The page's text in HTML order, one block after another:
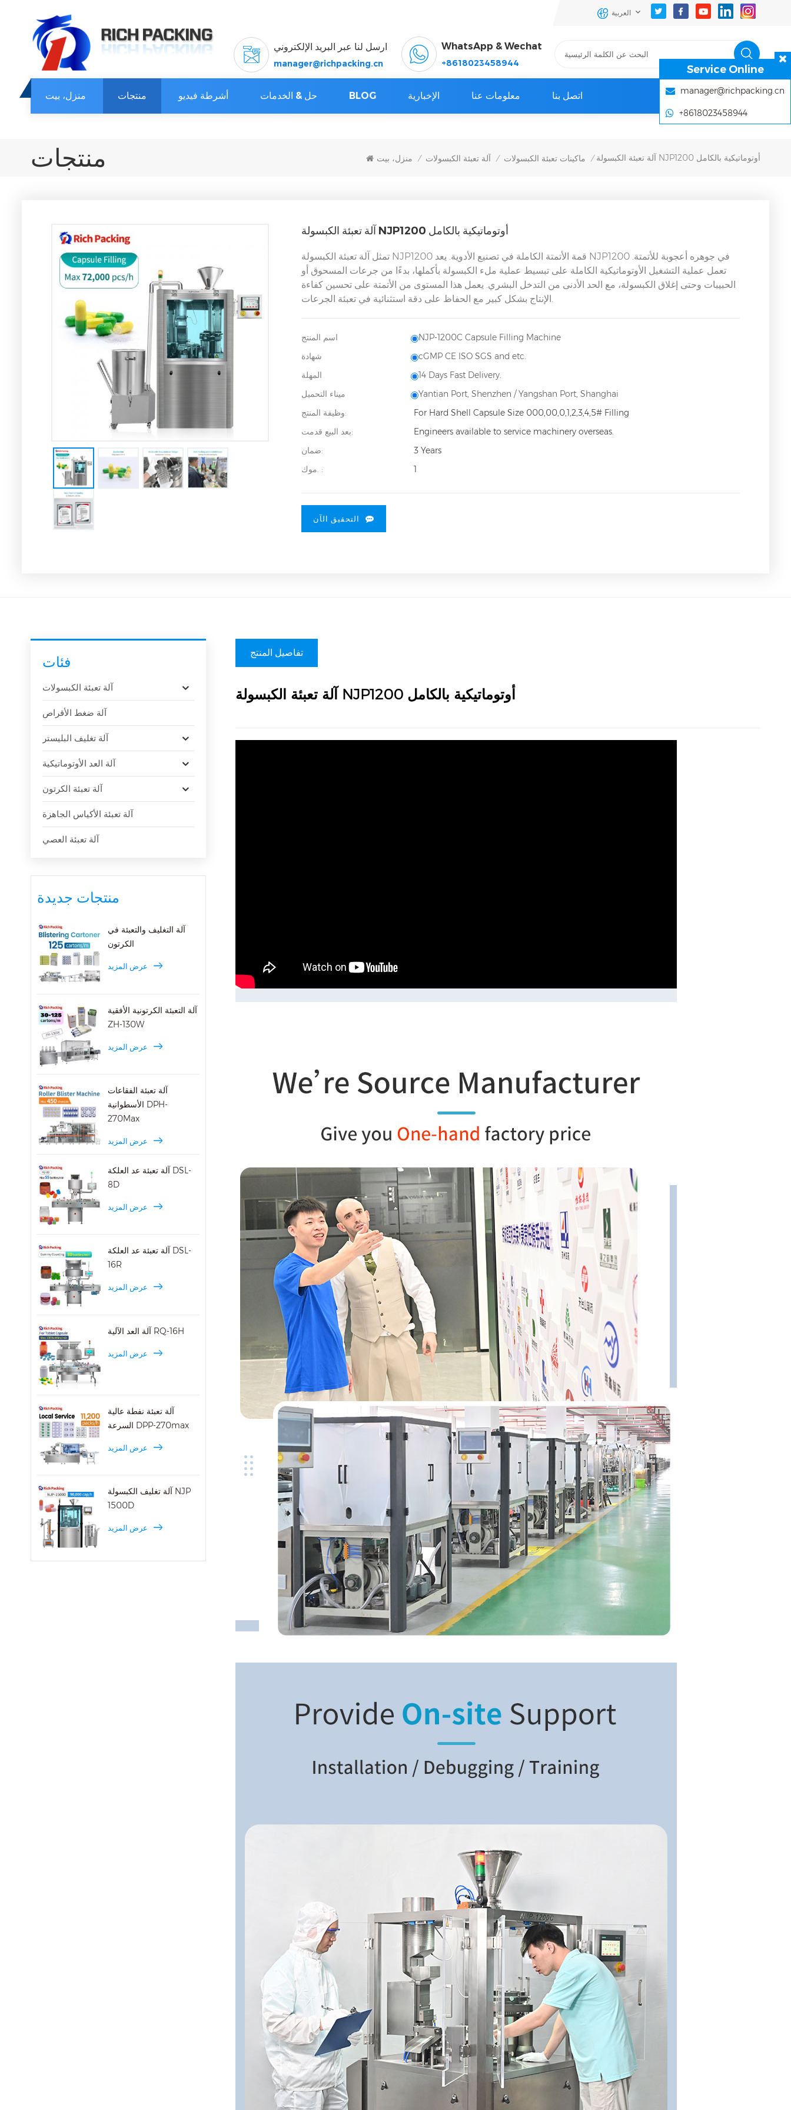
العربية
ارسل لنا عبر البريد الإلكتروني
manager@richpacking.cn
WhatsApp & Wechat
+8618023458944
منزل، بيت منتجات أشرطة فيديو حل & الخدمات BLOG الإخبارية معلومات عنا اتصل بنا
منتجات منزل، بيت / آلة تعبئة الكبسولات / ماكينات تعبئة الكبسولات / آلة تعبئة الكبسولة NJP1200 أوتوماتيكية بالكامل
آلة تعبئة الكبسولة NJP1200 أوتوماتيكية بالكامل
تمثل آلة تعبئة الكبسولة NJP1200 قمة الأتمتة الكاملة في تصنيع الأدوية. يعد NJP1200 في جوهره أعجوبة للأتمتة.
تعمل عملية التشغيل الأوتوماتيكية الكاملة على تبسيط عملية ملء الكبسولة بأكملها، بدءًا من جرعات المسحوق أو
الحبيبات وحتى إغلاق الكبسولة، مع الحد الأدنى من التدخل البشري. يعمل هذا المستوى من الأتمتة على تحسين كفاءة
الإنتاج بشكل كبير مع الحفاظ على دقة استثنائية في تعبئة الجرعات.
اسم المنتج
NJP-1200C Capsule Filling Machine
شهادة
cGMP CE ISO SGS and etc.
المهلة
14 Days Fast Delivery.
ميناء التحميل
Yantian Port, Shenzhen / Yangshan Port, Shanghai
وظيفة المنتج:
For Hard Shell Capsule Size 000,00,0,1,2,3,4,5# Filling
بعد البيع قدمت:
Engineers available to service machinery overseas.
ضمان:
3 Years
موك. :
1
التحقيق الآن
فئات
آلة تعبئة الكبسولات
آلة ضغط الأقراص
آلة تغليف البليستر
آلة العد الأوتوماتيكية
آلة تعبئة الكرتون
آلة تعبئة الأكياس الجاهزة
آلة تعبئة العصي
منتجات جديدة
آلة التغليف والتعبئة في
الكرتون
عرض المزيد
آلة التعبئة الكرتونية الأفقية
ZH-130W
عرض المزيد
آلة تعبئة الفقاعات
الأسطوانية DPH-
270Max
عرض المزيد
آلة تعبئة عد العلكة DSL-
8D
عرض المزيد
آلة تعبئة عد العلكة DSL-
16R
عرض المزيد
آلة العد الآلية RQ-16H
عرض المزيد
آلة تعبئة نفطة عالية
السرعة DPP-270max
عرض المزيد
آلة تغليف الكبسولة NJP
1500D
عرض المزيد
تفاصيل المنتج
آلة تعبئة الكبسولة NJP1200 أوتوماتيكية بالكامل
Service Online
manager@richpacking.cn
+8618023458944